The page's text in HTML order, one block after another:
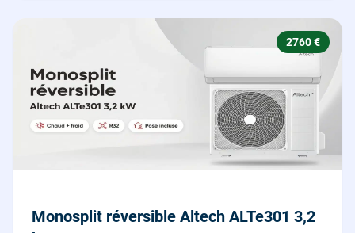
2760 €
Monosplit réversible Altech ALTe301 3,2